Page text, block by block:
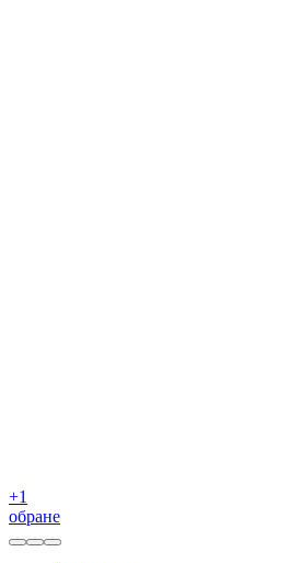
+1
обране